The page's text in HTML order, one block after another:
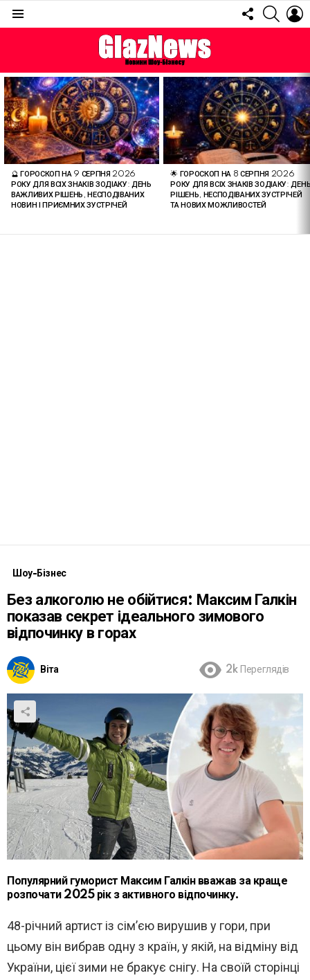
FOLLOW
US
ОСТАННІ
СТАТТІ
🔮 ГОРОСКОП НА 9 СЕРПНЯ 2026
РОКУ ДЛЯ ВСІХ ЗНАКІВ ЗОДІАКУ: ДЕНЬ
ВАЖЛИВИХ РІШЕНЬ, НЕСПОДІВАНИХ
НОВИН І ПРИЄМНИХ ЗУСТРІЧЕЙ
🌟 ГОРОСКОП НА 8 СЕРПНЯ 2026
РОКУ ДЛЯ ВСІХ ЗНАКІВ ЗОДІАКУ:
РІШЕНЬ, НЕСПОДІВАНИХ ЗУСТРІЧЕЙ
ТА НОВИХ МОЖЛИВОСТЕЙ
Шоу-Бізнес
Без алкоголю не обійтися: Максим Галкін
показав секрет ідеального зимового
відпочинку в горах
Віта 2k Переглядів
Популярний гуморист Максим Галкін вважав за краще
розпочати 2025 рік з активного відпочинку.
48-річний артист із сім’єю вирушив у гори, при
цьому він вибрав одну з країн, у якій, на відміну від
України, цієї зими не бракує снігу. На своїй сторінці